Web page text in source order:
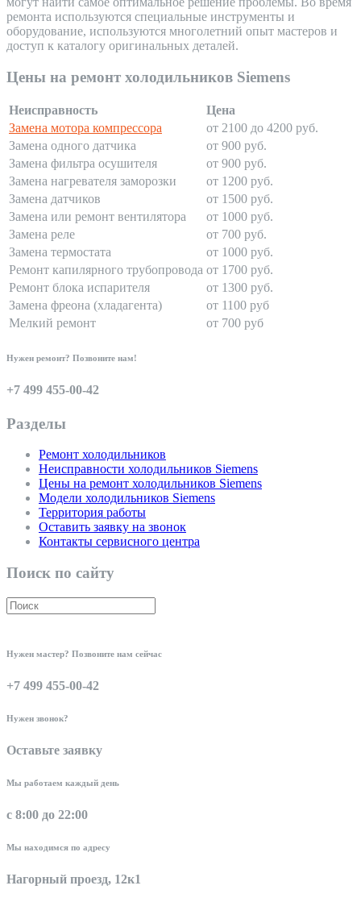
ремонта используются специальные инструменты и
оборудование, используются многолетний опыт мастеров и
доступ к каталогу оригинальных деталей.
Цены на ремонт холодильников Siemens
Неисправность
Цена
Замена мотора компрессора
от 2100 до 4200 руб.
Замена одного датчика
от 900 руб.
Замена фильтра осушителя
от 900 руб.
Замена нагревателя заморозки
от 1200 руб.
Замена датчиков
от 1500 руб.
Замена или ремонт вентилятора
от 1000 руб.
Замена реле
от 700 руб.
Замена термостата
от 1000 руб.
Ремонт капилярного трубопровода от 1700 руб.
Ремонт блока испарителя
от 1300 руб.
Замена фреона (хладагента)
от 1100 руб
Мелкий ремонт
от 700 руб
Нужен ремонт? Позвоните нам!
+7 499 455-00-42
Разделы
Ремонт холодильников
Неисправности холодильников Siemens
Цены на ремонт холодильников Siemens
Модели холодильников Siemens
Территория работы
Оставить заявку на звонок
Контакты сервисного центра
Поиск по сайту
Нужен мастер? Позвоните нам сейчас
+7 499 455-00-42
Нужен звонок?
Оставьте заявку
Мы работаем каждый день
с 8:00 до 22:00
Мы находимся по адресу
Нагорный проезд, 12к1